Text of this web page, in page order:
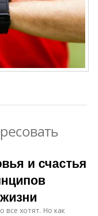
и счастья
все хотят. Но как